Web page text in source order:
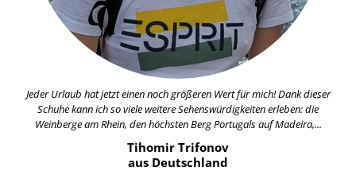
Jeder Urlaub hat jetzt einen noch größeren Wert für mich! Dank dieser
Schuhe kann ich so viele weitere Sehenswürdigkeiten erleben: die
Weinberge am Rhein, den höchsten Berg Portugals auf Madeira,...
Tihomir Trifonov
aus Deutschland